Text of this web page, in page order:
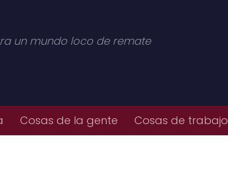
un mundo loco de remate
Cosas de la gente Cosas de trabajo